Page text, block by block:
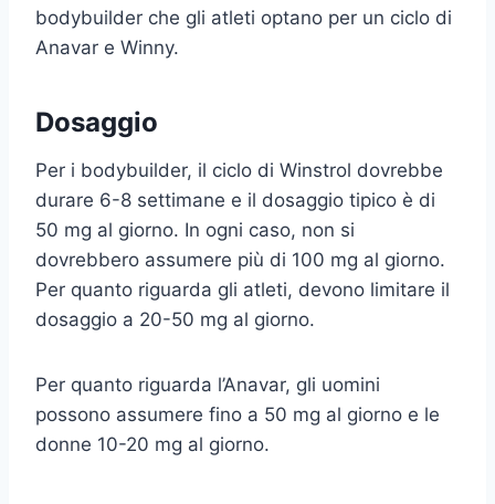
bodybuilder che gli atleti optano per un ciclo di
Anavar e Winny.
Dosaggio
Per i bodybuilder, il ciclo di Winstrol dovrebbe
durare 6-8 settimane e il dosaggio tipico è di
50 mg al giorno. In ogni caso, non si
dovrebbero assumere più di 100 mg al giorno.
Per quanto riguarda gli atleti, devono limitare il
dosaggio a 20-50 mg al giorno.
Per quanto riguarda l’Anavar, gli uomini
possono assumere fino a 50 mg al giorno e le
donne 10-20 mg al giorno.